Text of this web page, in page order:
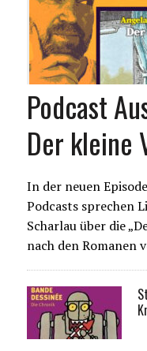
Podcast
Der kleine
In der neuen
Podcasts sprechen
Scharlau über die
nach den Romanen